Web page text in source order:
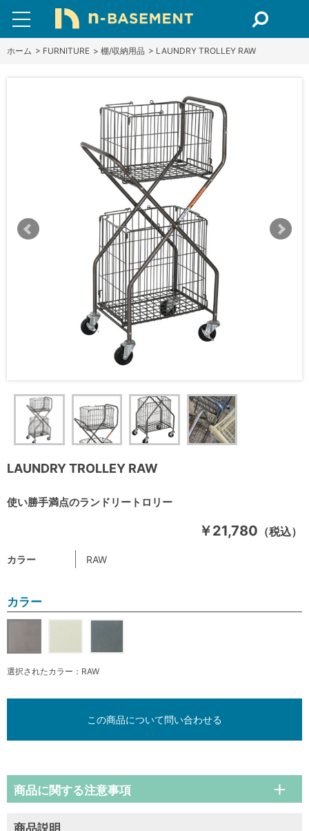
ホーム > FURNITURE > 棚/収納用品 > LAUNDRY TROLLEY RAW
LAUNDRY TROLLEY RAW
使い勝手満点のランドリートロリー
￥21,780 （税込）
カラー RAW
カラー
選択されたカラー：RAW
この商品について問い合わせる
商品説明
商品に関する注意事項